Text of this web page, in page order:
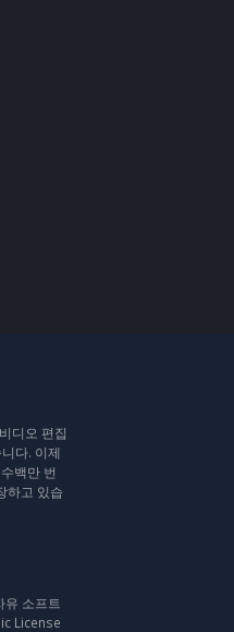
디오 편집
다. 이제
백만 번
하고 있습
소프트
License